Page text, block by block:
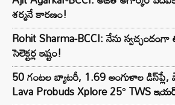
శర్మనే కారణం!
Rohit Sharma-BCCI: నేను స్వచ్ఛందంగా
సెలెక్టర్ల ఇష్టం!
50 గంటల బ్యాటరీ, 1.69 అంగుళాల
Lava Probuds Xplore 25° TWS